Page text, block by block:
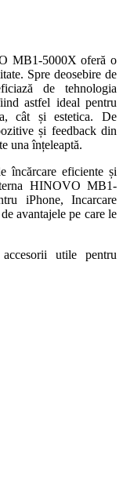
MB1-5000X oferă o
Spre deosebire de
de tehnologia
astfel ideal pentru
cât și estetica. De
și feedback din
una înțeleaptă.
încărcare eficiente și
HINOVO MB1-
iPhone, Incarcare
avantajele pe care le
utile pentru